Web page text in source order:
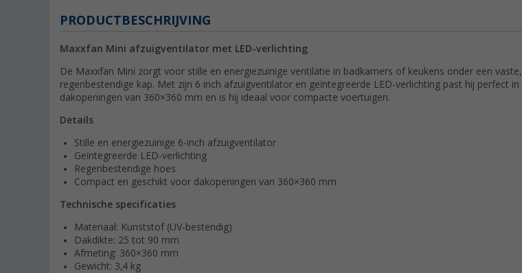
PRODUCTBESCHRIJVING
Maxxfan Mini afzuigventilator met LED-verlichting
De Maxxfan Mini zorgt voor stille en energiezuinige ventilatie in badkamers of keukens onder een vaste,
regenbestendige kap. Met zijn 6 inch afzuigventilator en geïntegreerde LED-verlichting past hij perfect in
dakopeningen van 360×360 mm en is hij ideaal voor compacte voertuigen.
Details
Stille en energiezuinige 6-inch afzuigventilator
Geïntegreerde LED-verlichting
Regenbestendige hoes
Compact en geschikt voor dakopeningen van 360×360 mm
Technische specificaties
Materiaal: Kunststof (UV-bestendig)
Dakdikte: 25 tot 90 mm
Afmeting: 360×360 mm
Gewicht: 3,4 kg